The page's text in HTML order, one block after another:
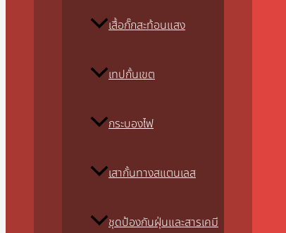
เสื้อกั๊กสะท้อนแสง
เทปกั้นเขต
กระบองไฟ
เสากั้นทางสแตนเลส
ชุดป้องกันฝุ่นและสารเคมี